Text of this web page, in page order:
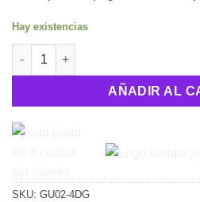
Hay existencias
PLA Beige (Piel) SUNLU cantidad
AÑADIR AL
SKU: GU02-4DG